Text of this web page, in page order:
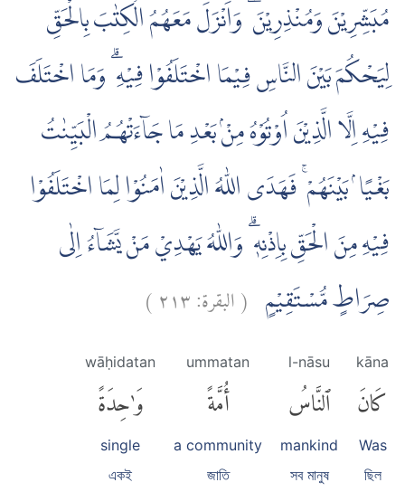
مُبَشِّرِيْنَ وَمُنْذِرِيْنَ ۖ وَاَنْزَلَ مَعَهُمُ الْكِتٰبَ بِالْحَقِّ
لِيَحْكُمَ بَيْنَ النَّاسِ فِيْمَا اخْتَلَفُوْا فِيْهِ ۗ وَمَا اخْتَلَفَ
فِيْهِ اِلَّا الَّذِيْنَ اُوْتُوْهُ مِنْۢ بَعْدِ مَا جَاۤءَتْهُمُ الْبَيِّنٰتُ
بَغْيًا ۢ بَيْنَهُمْ ۚ فَهَدَى اللّٰهُ الَّذِيْنَ اٰمَنُوْا لِمَا اخْتَلَفُوْا
فِيْهِ مِنَ الْحَقِّ بِاِذْنِهٖ ۗ وَاللّٰهُ يَهْدِيْ مَنْ يَّشَاۤءُ اِلٰى
صِرَاطٍ مُّسْتَقِيْمٍ (البقرة:٢١٣)
kāna
كَانَ
Was
ছিল
l-nāsu
ٱلنَّاسُ
mankind
সব মানুষ
ummatan
أُمَّةً
a community
জাতি
wāḥidatan
وَٰحِدَةً
single
একই